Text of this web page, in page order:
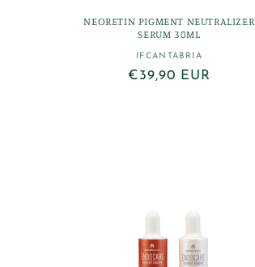
NEORETIN PIGMENT NEUTRALIZER
SERUM 30ML
Proveedor:
IFCANTABRIA
Precio
€39,90 EUR